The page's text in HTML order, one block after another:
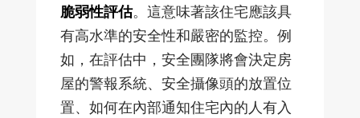
脆弱性評估。這意味著該住宅應該具
有高水準的安全性和嚴密的監控。例
如，在評估中，安全團隊將會決定房
屋的警報系統、安全攝像頭的放置位
置、如何在內部通知住宅內的人有入